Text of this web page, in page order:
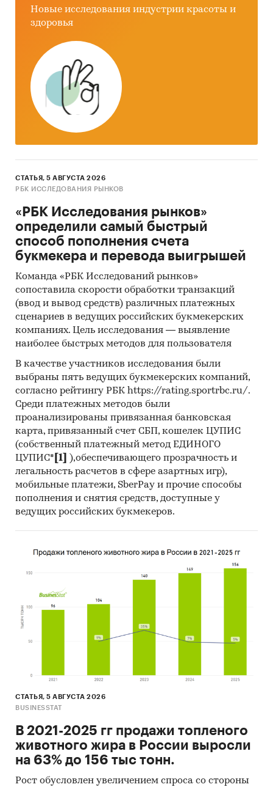
Новые исследования индустрии красоты и
здоровья
СТАТЬЯ, 5 АВГУСТА 2026
РБК ИССЛЕДОВАНИЯ РЫНКОВ
«РБК Исследования рынков»
определили самый быстрый
способ пополнения счета
букмекера и перевода выигрышей
Команда «РБК Исследований рынков»
сопоставила скорости обработки транзакций
(ввод и вывод средств) различных платежных
сценариев в ведущих российских букмекерских
компаниях. Цель исследования — выявление
наиболее быстрых методов для пользователя
В качестве участников исследования были
выбраны пять ведущих букмекерских компаний,
согласно рейтингу РБК https://rating.sportrbc.ru/.
Среди платежных методов были
проанализированы привязанная банковская
карта, привязанный счет СБП, кошелек ЦУПИС
(собственный платежный метод ЕДИНОГО
ЦУПИС* [1]
),обеспечивающего прозрачность и
легальность расчетов в сфере азартных игр),
мобильные платежи, SberPay и прочие способы
пополнения и снятия средств, доступные у
ведущих российских букмекеров.
СТАТЬЯ, 5 АВГУСТА 2026
BUSINESSTAT
В 2021-2025 гг продажи топленого
животного жира в России выросли
на 63% до 156 тыс тонн.
Рост обусловлен увеличением спроса со стороны